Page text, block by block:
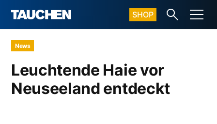
SHOP
News
Leuchtende Haie vor
Neuseeland entdeckt